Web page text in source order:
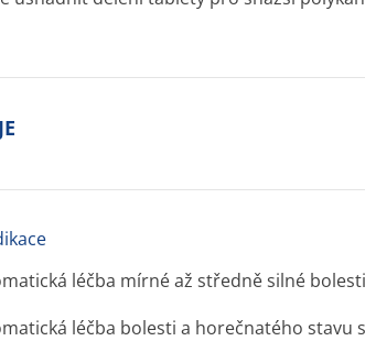
léčba mírné až středně silné
léčba bolesti a horečnatého stavu